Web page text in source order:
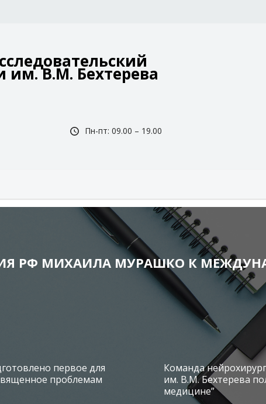
им. В.М. Бехтерева
Пн-пт: 09.00 – 19.00
РФ МИХАИЛА МУРАШКО К
первое для
проблемам
Команда
им. В.М. Бехтерева
медицине”